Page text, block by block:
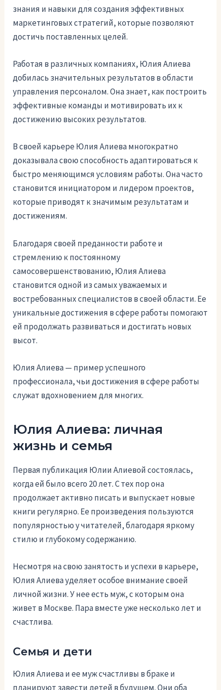
знания и навыки для создания эффективных
маркетинговых стратегий, которые позволяют
достичь поставленных целей.
Работая в различных компаниях, Юлия Алиева
добилась значительных результатов в области
управления персоналом. Она знает, как построить
эффективные команды и мотивировать их к
достижению высоких результатов.
В своей карьере Юлия Алиева многократно
доказывала свою способность адаптироваться к
быстро меняющимся условиям работы. Она часто
становится инициатором и лидером проектов,
которые приводят к значимым результатам и
достижениям.
Благодаря своей преданности работе и
стремлению к постоянному
самосовершенствованию, Юлия Алиева
становится одной из самых уважаемых и
востребованных специалистов в своей области. Ее
уникальные достижения в сфере работы помогают
ей продолжать развиваться и достигать новых
высот.
Юлия Алиева — пример успешного
профессионала, чьи достижения в сфере работы
служат вдохновением для многих.
Юлия Алиева: личная
жизнь и семья
Первая публикация Юлии Алиевой состоялась,
когда ей было всего 20 лет. С тех пор она
продолжает активно писать и выпускает новые
книги регулярно. Ее произведения пользуются
популярностью у читателей, благодаря яркому
стилю и глубокому содержанию.
Несмотря на свою занятость и успехи в карьере,
Юлия Алиева уделяет особое внимание своей
личной жизни. У нее есть муж, с которым она
живет в Москве. Пара вместе уже несколько лет и
счастлива.
Семья и дети
Юлия Алиева и ее муж счастливы в браке и
планируют завести детей в будущем. Они оба